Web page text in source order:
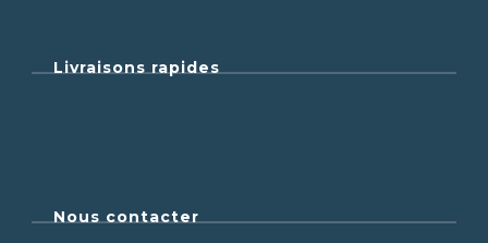
Livraisons rapides
Nous contacter